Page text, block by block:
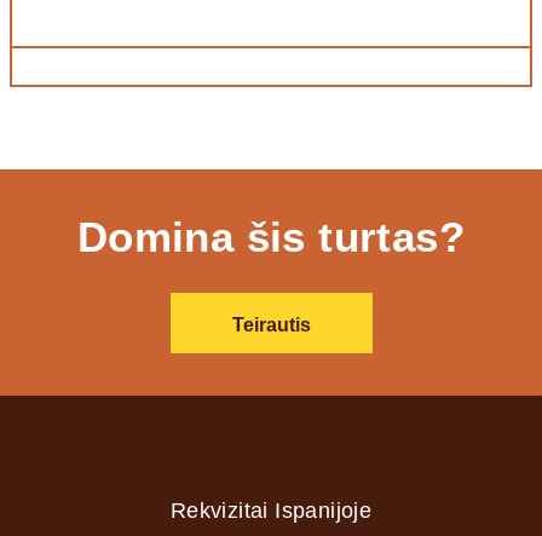
Domina šis turtas?
Teirautis
Rekvizitai Ispanijoje